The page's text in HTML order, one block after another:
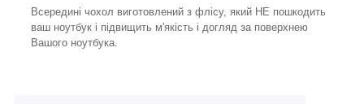
Всередині чохол виготовлений з флісу, який НЕ пошкодить
ваш ноутбук і підвищить м'якість і догляд за поверхнею
Вашого ноутбука.